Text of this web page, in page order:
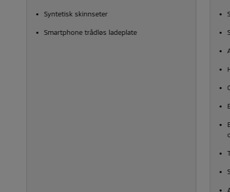
Syntetisk skinnseter
Smartphone trådløs ladeplate